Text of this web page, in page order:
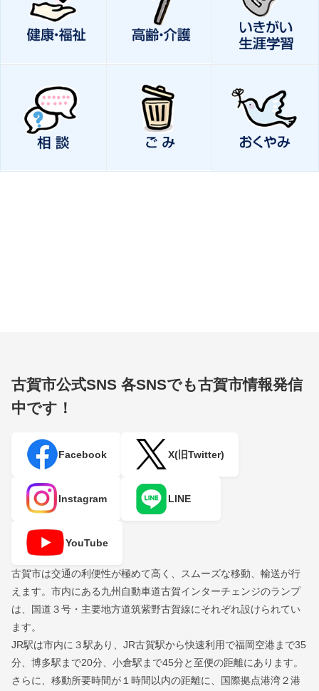
古賀市公式SNS 各SNSでも古賀市情報発信
中です！
Facebook X(旧Twitter)
Instagram LINE
YouTube
古賀市は交通の利便性が極めて高く、スムーズな移動、輸送が行
えます。市内にある九州自動車道古賀インターチェンジのランプ
は、国道３号・主要地方道筑紫野古賀線にそれぞれ設けられてい
ます。
JR駅は市内に３駅あり、JR古賀駅から快速利用で福岡空港まで35
分、博多駅まで20分、小倉駅まで45分と至便の距離にあります。
さらに、移動所要時間が１時間以内の距離に、国際拠点港湾２港